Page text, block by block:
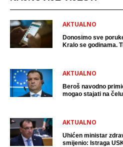
AKTUALNO
Donosimo sve
Kralo se godinama.
AKTUALNO
Beroš navodno
mogao stajati na
AKTUALNO
Uhićen ministar
smijenio: Istraga